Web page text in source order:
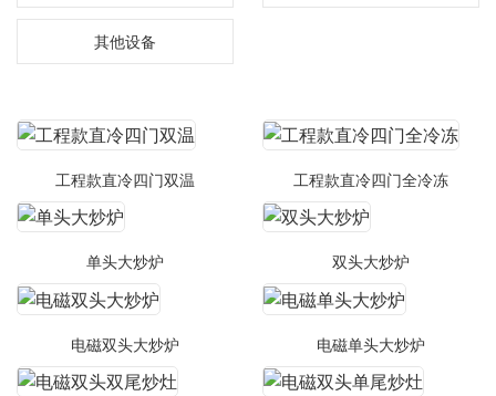
其他设备
工程款直冷四门双温 工程款直冷四门全冷冻
单头大炒炉 双头大炒炉
电磁双头大炒炉 电磁单头大炒炉